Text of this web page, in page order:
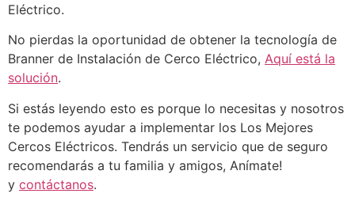
Eléctrico.
No pierdas la oportunidad de obtener la tecnología de
Branner de Instalación de Cerco Eléctrico, Aquí está la
solución.
Si estás leyendo esto es porque lo necesitas y nosotros
te podemos ayudar a implementar los Los Mejores
Cercos Eléctricos. Tendrás un servicio que de seguro
recomendarás a tu familia y amigos, Anímate!
y contáctanos.